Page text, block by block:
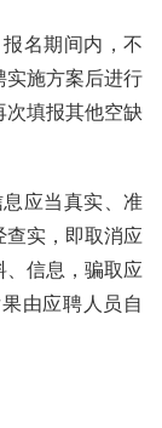
名期间内，不
实施方案后进行
次填报其他空缺
应当真实、准
查实，即取消应
、信息，骗取应
由应聘人员自